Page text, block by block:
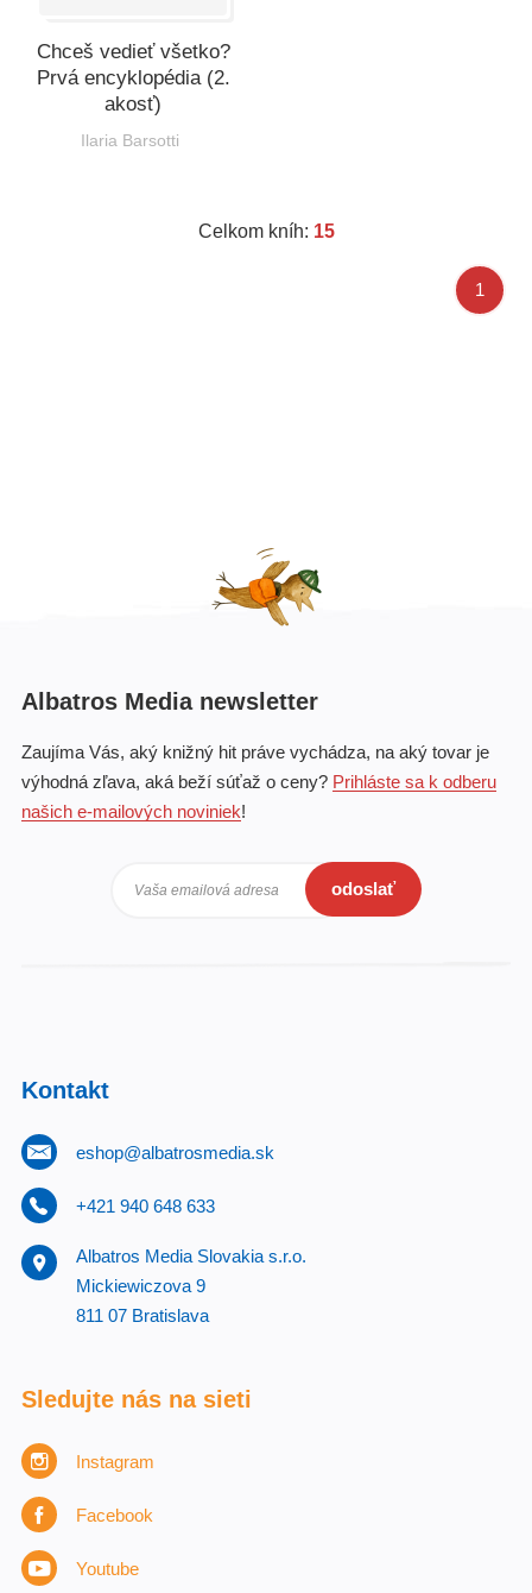
Chceš vedieť všetko?
Prvá encyklopédia (2.
akosť)
Ilaria Barsotti
Celkom kníh: 15
1
Albatros Media newsletter
Zaujíma Vás, aký knižný hit práve vychádza, na aký tovar je
výhodná zľava, aká beží súťaž o ceny? Prihláste sa k odberu
našich e-mailových noviniek!
Vaša emailová adresa odoslať
Kontakt
eshop@albatrosmedia.sk
+421 940 648 633
Albatros Media Slovakia s.r.o.
Mickiewiczova 9
811 07 Bratislava
Sledujte nás na sieti
Instagram
Facebook
Youtube